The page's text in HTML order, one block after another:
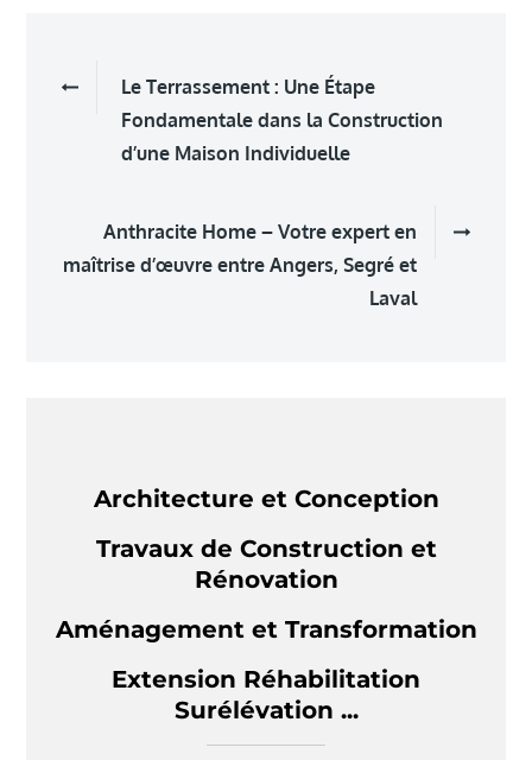
Navigation
Le Terrassement : Une Étape
Fondamentale dans la Construction
d’une Maison Individuelle
Anthracite Home – Votre expert en
maîtrise d’œuvre entre Angers, Segré et
Laval
Architecture et Conception
Travaux de Construction et
Rénovation
Aménagement et Transformation
Extension Réhabilitation
Surélévation ...